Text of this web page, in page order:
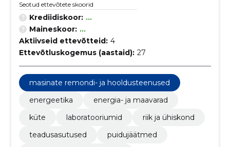
Seotud ettevõtete skoorid
Krediidiskoor: ...
Maineskoor: ...
Aktiivseid ettevõtteid: 4
Ettevõtluskogemus (aastaid): 27
masinate remondi- ja hooldusteenused
energeetika
energia- ja maavarad
küte
laboratooriumid
riik ja ühiskond
teadusasutused
puidujäätmed